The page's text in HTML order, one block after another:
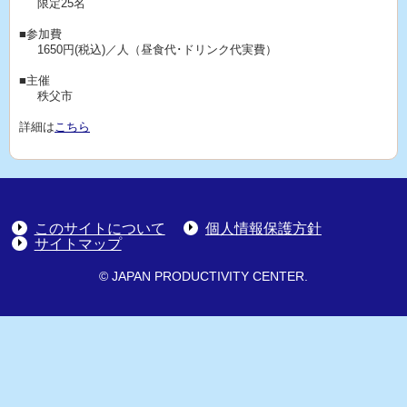
限定25名
■参加費
1650円(税込)／人（昼食代･ドリンク代実費）
■主催
秩父市
詳細はこちら
このサイトについて
個人情報保護方針
サイトマップ
© JAPAN PRODUCTIVITY CENTER.